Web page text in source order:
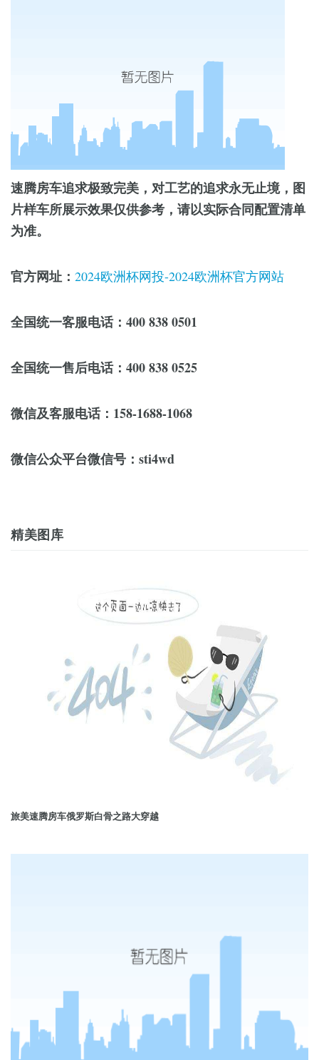
速腾房车追求极致完美，对工艺的追求永无止境，图
片样车所展示效果仅供参考，请以实际合同配置清单
为准。
官方网址： 2024欧洲杯网投-2024欧洲杯官方网站
全国统一客服电话：400 838 0501
全国统一售后电话：400 838 0525
微信及客服电话：158-1688-1068
微信公众平台微信号：sti4wd
精美图库
旅美速腾房车俄罗斯白骨之路大穿越